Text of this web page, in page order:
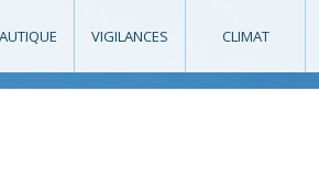
VIGILANCES CLIMAT